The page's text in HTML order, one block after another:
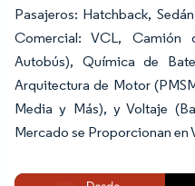
Pasajeros: Hatchback,
Comercial: VCL, Camión
Autobús), Química de
Arquitectura de Motor
Media y Más), y Voltaje
Mercado se Proporcionan en